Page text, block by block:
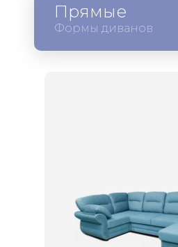
Прямые
Формы диванов